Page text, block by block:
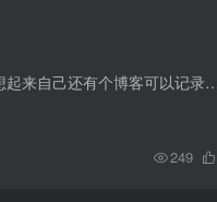
不论是发朋友圈还是发小红书还是b站总归是人多眼杂，突然想起来自己还有个博客可以记录一下。 近期即将离职，这也是我在百度度过最爽的一个月了，终于能够做到一些想要去做的事情。计划离职后去...
249